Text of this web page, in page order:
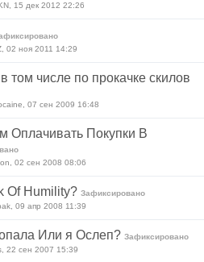
15 дек 2012 22:26
02 ноя 2011 14:29
том числе по прокачке скилов
07 сен 2009 16:48
Оплачивать Покупки В
02 сен 2008 08:06
Of Humility? Зафиксировано
09 апр 2008 11:39
Или я Ослеп? Зафиксировано
22 сен 2007 15:39